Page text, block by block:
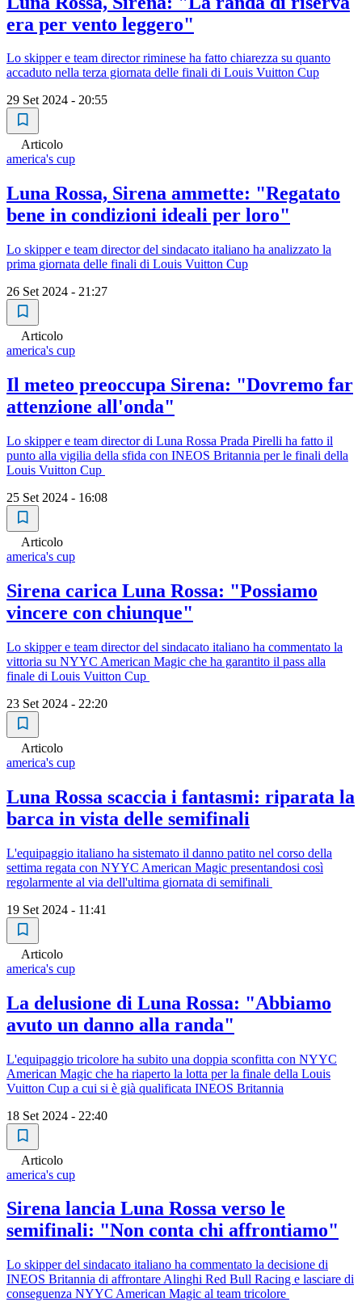
era per vento leggero"
Lo skipper e team director riminese ha fatto chiarezza su quanto
accaduto nella terza giornata delle finali di Louis Vuitton Cup
29 Set 2024 - 20:55
Articolo
america's cup
Luna Rossa, Sirena ammette: "Regatato
bene in condizioni ideali per loro"
Lo skipper e team director del sindacato italiano ha analizzato la
prima giornata delle finali di Louis Vuitton Cup
26 Set 2024 - 21:27
Articolo
america's cup
Il meteo preoccupa Sirena: "Dovremo far
attenzione all'onda"
Lo skipper e team director di Luna Rossa Prada Pirelli ha fatto il
punto alla vigilia della sfida con INEOS Britannia per le finali della
Louis Vuitton Cup
25 Set 2024 - 16:08
Articolo
america's cup
Sirena carica Luna Rossa: "Possiamo
vincere con chiunque"
Lo skipper e team director del sindacato italiano ha commentato la
vittoria su NYYC American Magic che ha garantito il pass alla
finale di Louis Vuitton Cup
23 Set 2024 - 22:20
Articolo
america's cup
Luna Rossa scaccia i fantasmi: riparata la
barca in vista delle semifinali
L'equipaggio italiano ha sistemato il danno patito nel corso della
settima regata con NYYC American Magic presentandosi così
regolarmente al via dell'ultima giornata di semifinali
19 Set 2024 - 11:41
Articolo
america's cup
La delusione di Luna Rossa: "Abbiamo
avuto un danno alla randa"
L'equipaggio tricolore ha subito una doppia sconfitta con NYYC
American Magic che ha riaperto la lotta per la finale della Louis
Vuitton Cup a cui si è già qualificata INEOS Britannia
18 Set 2024 - 22:40
Articolo
america's cup
Sirena lancia Luna Rossa verso le
semifinali: "Non conta chi affrontiamo"
Lo skipper del sindacato italiano ha commentato la decisione di
INEOS Britannia di affrontare Alinghi Red Bull Racing e lasciare di
conseguenza NYYC American Magic al team tricolore